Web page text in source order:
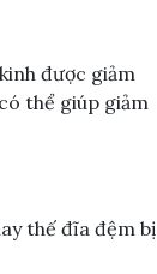
được giảm
thể giúp giảm
thế đĩa đệm bị